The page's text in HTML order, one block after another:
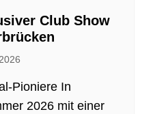
Club Show
Pioniere In
2026 mit einer